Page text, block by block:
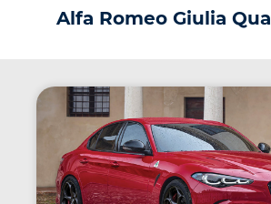
Alfa Romeo Giulia